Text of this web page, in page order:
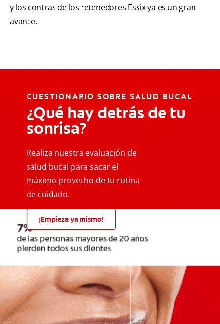
y los contras de los retenedores Essix ya es un gran
avance.
CUESTIONARIO SOBRE SALUD BUCAL
¿Qué hay detrás de tu
sonrisa?
Realiza nuestra evaluación de
salud bucal para sacar el
máximo provecho de tu rutina
de cuidado.
¡Empieza ya mismo!